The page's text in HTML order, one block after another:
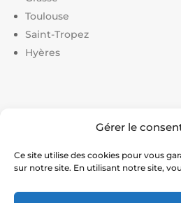
Gérer le
Ce site utilise des cookies pour vous
sur notre site. En utilisant notre site,
Toulouse
Saint-Tropez
Hyères
Liens utiles :
tennis|Prix construction
construction terrain de